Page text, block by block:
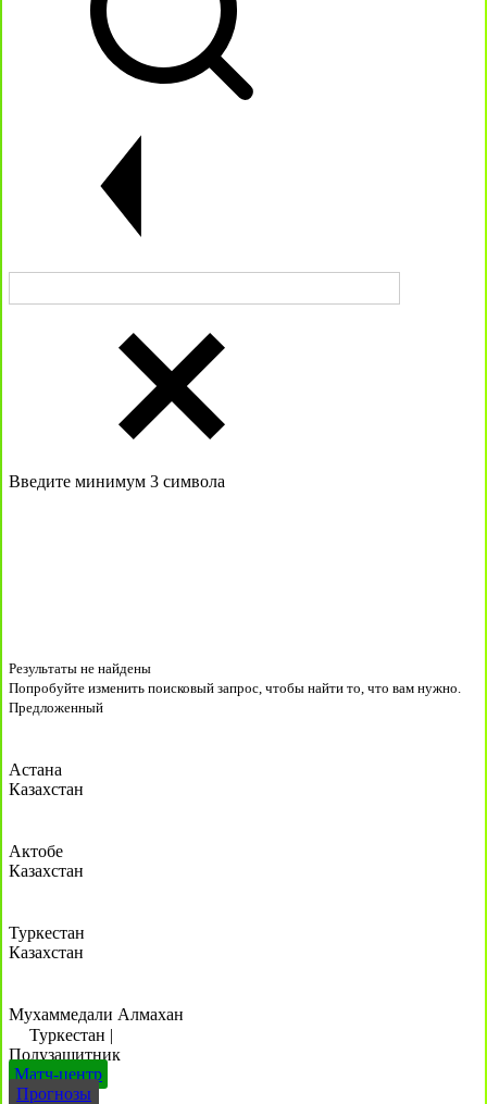
Введите минимум 3 символа
Результаты не найдены
Попробуйте изменить поисковый запрос, чтобы найти то, что вам нужно.
Предложенный
Астана
Казахстан
Актобе
Казахстан
Туркестан
Казахстан
Мухаммедали Алмахан
Туркестан |
Полузащитник
Матч-центр
Прогнозы